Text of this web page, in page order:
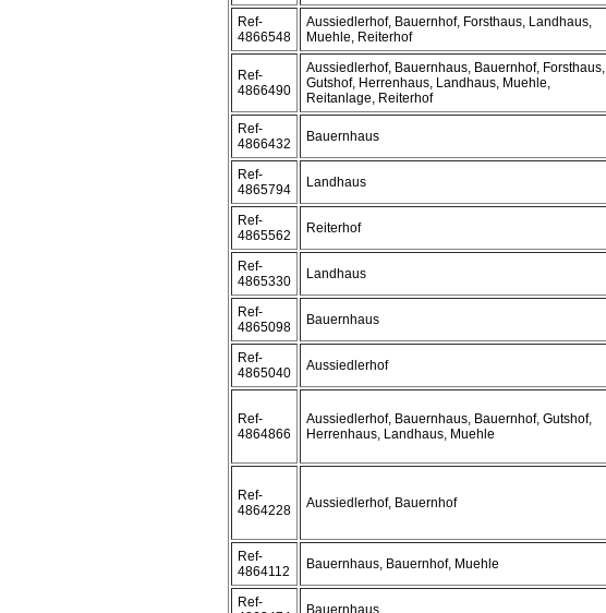
Ref-
4866548
Aussiedlerhof, Bauernhof, Forsthaus, Landhaus,
Muehle, Reiterhof
Ref-
4866490
Aussiedlerhof, Bauernhaus, Bauernhof, Forsthaus,
Gutshof, Herrenhaus, Landhaus, Muehle,
Reitanlage, Reiterhof
Ref-
4866432
Bauernhaus
Ref-
4865794
Landhaus
Ref-
4865562
Reiterhof
Ref-
4865330
Landhaus
Ref-
4865098
Bauernhaus
Ref-
4865040
Aussiedlerhof
Ref-
4864866
Aussiedlerhof, Bauernhaus, Bauernhof, Gutshof,
Herrenhaus, Landhaus, Muehle
Ref-
4864228
Aussiedlerhof, Bauernhof
Ref-
4864112
Bauernhaus, Bauernhof, Muehle
Ref-
Bauernhaus